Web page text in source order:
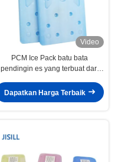
Video
PCM Ice Pack batu bata
pendingin es yang terbuat dari
fase ideal untuk menjaga
makanan segar dan minuman
Dapatkan Harga Terbaik